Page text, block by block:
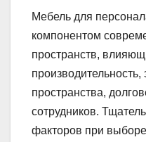
Мебель для
компонентом
пространств,
производительность,
пространства,
сотрудников.
факторов при